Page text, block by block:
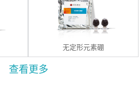
无定形元素硼
查看更多